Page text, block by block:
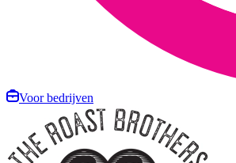
Voor bedrijven